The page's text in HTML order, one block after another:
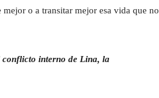
o a transitar mejor esa vida que no
conflicto interno de Lina, la